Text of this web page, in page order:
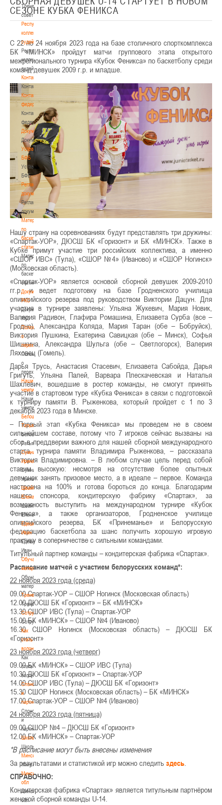
Тренерский
совет
Республиканская
коллегия
судей
Республиканская
коллегия
судей
Контакты
Контакты
Контакты
федерации
Контакты
федерации
Документы
Документы
Устав
БФБ
Устав
БФБ
Регламентирующие
документы
Регламентирующие
документы
Материалы
по
баскетбольной
статистике
Материалы
по
баскетбольной
статистике
Документы
РКС
Документы
РКС
Положение
о
переходах
Положение
о
переходах
Наши
чемпионы
Наши
чемпионы
Белошапко
Татьяна
Белошапко
Татьяна
Сумникова
Ирина
Сумникова
Ирина
Швайбович
Елена
Швайбович
Елена
Едешко
Иван
Едешко
Иван
Обучающие
материалы
Обучающие
материалы
Тренерам
Тренерам
Сотрудничество
Сотрудничество
Как
стать
волонтером
Как
стать
волонтером
Спонсоры
и
партнеры
Спонсоры
и
партнеры
Школы
Школы
Минск
Минск
Минская
обл
Минская
обл
СЕЗОНЕ КУБКА ФЕНИКСА
С 22 по 24 ноября 2023 года на базе столичного спорткомплекса
БК «МИНСК» пройдут матчи группового этапа открытого
межрегионального турнира «Кубок Феникса» по баскетболу среди
команд девушек 2009 г.р. и младше.
Нашу страну на соревнованиях будут представлять три дружины:
«Спартак-УОР», ДЮСШ БК «Горизонт» и БК «МИНСК». Также в
Кубке примут участие три российских коллектива, а именно
«СШОР ИВС» (Тула), «СШОР №4» (Иваново) и «СШОР Ногинск»
(Московская область).
«Спартак-УОР» является основой сборной девушек 2009-2010
гг.р. и ведет подготовку на базе Гродненского училища
олимпийского резерва под руководством Виктории Дацун. Для
участия в турнире заявлены: Ульяна Жукевич, Мария Новик,
Валерия Радивон, Глафира Ромашина, Елизавета Сурба (все –
Гродно), Александра Коляда, Мария Таран (обе – Бобруйск),
Виктория Пушкина, Екатерина Савицкая (обе – Минск), Софья
Шишкина, Александра Шульга (обе – Светлогорск), Валерия
Ляховец (Гомель).
Дарья Трусь, Анастасия Стасевич, Елизавета Сабойда, Дарья
Григуть, Ульяна Палей, Варвара Плескачевская и Наталья
Шахлевич, вошедшие в ростер команды, не смогут принять
участие в стартовом туре «Кубка Феникса» в связи с подготовкой
к турниру памяти В. Рыженкова, который пройдет с 1 по 3
декабря 2023 года в Минске.
– Первый этап «Кубка Феникса» мы проведем не в своем
сильнейшем составе, потому что 7 игроков сейчас вызваны на
сбор в преддверии важного для нашей сборной международного
старта, турнира памяти Владимира Рыженкова, – рассказала
Виктория Владимировна. – В любом случае цель перед собой
ставим высокую: несмотря на отсутствие более опытных
девчонок занять призовое место, а в идеале – первое. Команда
настроена на 100% и готова бороться до конца. Благодарим
нашего спонсора, кондитерскую фабрику «Спартак», за
возможность выступить на международном турнире «Кубок
Феникса», а также организаторов, Гродненское училище
олимпийского резерва, БК «Принеманье» и Белорусскую
федерацию баскетбола за шанс получить хорошую игровую
практику в соперничестве с сильными командами.
Титульный партнер команды – кондитерская фабрика «Спартак».
Расписание матчей с участием белорусских команд*:
22 ноября 2023 года (среда)
09.00 Спартак-УОР – СШОР Ногинск (Московская область)
12.00 ДЮСШ БК «Горизонт» – БК «МИНСК»
13.30 СШОР ИВС (Тула) – Спартак-УОР
15.00 БК «МИНСК» – СШОР №4 (Иваново)
16.30 СШОР Ногинск (Московская область) – ДЮСШ БК
«Горизонт»
23 ноября 2023 года (четверг)
09.00 БК «МИНСК» – СШОР ИВС (Тула)
10.30 ДЮСШ БК «Горизонт» – Спартак-УОР
14.00 СШОР ИВС (Тула) – ДЮСШ БК «Горизонт»
15.30 СШОР Ногинск (Московская область) – БК «МИНСК»
17.00 Спартак-УОР – СШОР №4 (Иваново)
24 ноября 2023 года (пятница)
09.00 СШОР №4 – ДЮСШ БК «Горизонт»
12.00 БК «МИНСК» – Спартак-УОР
*В расписание могут быть внесены изменения
За результатами и статистикой игр можно следить здесь
СПРАВОЧНО:
Кондитерская фабрика «Спартак» является титульным партнёром
женской сборной команды U-14.